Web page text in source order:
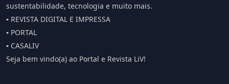
sustentabilidade, tecnologia e muito mais.
▪️ REVISTA DIGITAL E IMPRESSA
▪️ PORTAL
▪️ CASALIV
Seja bem vindo(a) ao Portal e Revista LiV!